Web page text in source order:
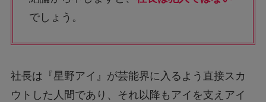
でしょう。
社長は『星野アイ』が芸能界に入るよう直接スカ
ウトした人間であり、それ以降もアイを支えアイ